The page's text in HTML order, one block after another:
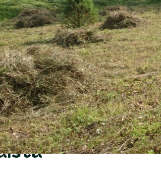
mahtuu kolme talkoopäivää.
17.8. ja haravointipäivä viikon
Hara matkaan ja tervetuloa mukaan!